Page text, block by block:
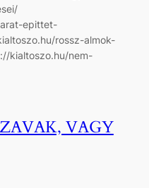
epittet-
rossz-almok-
kialtoszo.hu/nem-
VAGY